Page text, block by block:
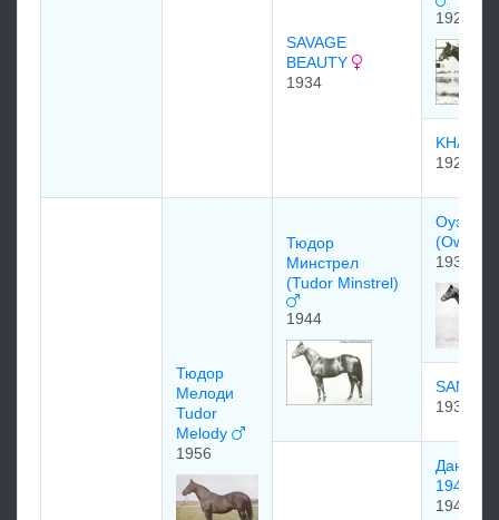
SAVAGE
BEAUTY
1934
1927
KHARA
1927
Тюдор
Мелоди
Tudor
Melody
1956
Тюдор
Минстрел
(Tudor Minstrel)
1944
Оуэн
(Owen
1938
1933
Данте
1942
1942